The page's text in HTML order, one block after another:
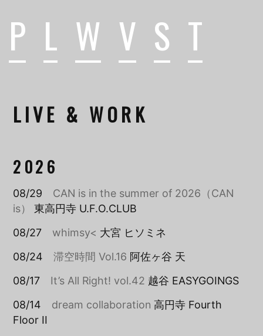
P L W V S T
LIVE & WORK
2026
08/29 CAN is in the summer of 2026（CAN
is）
東高円寺 U.F.O.CLUB
08/27 whimsy< 大宮 ヒソミネ
08/24滞空時間 Vol.16 阿佐ヶ谷 天
08/17 It’s All Right! vol.42 越谷 EASYGOINGS
08/14 dream collaboration 高円寺 Fourth
Floor II